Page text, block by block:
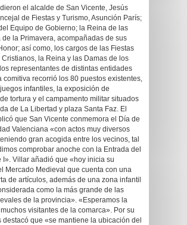
el alcalde de San Vicente, Jesús
de Fiestas y Turismo, Asunción París;
Equipo de Gobierno; la Reina de las
de la Primavera, acompañadas de sus
así como, los cargos de las Fiestas
Cristianos, la Reina y las Damas de los
representantes de distintas entidades
comitiva recorrió los 80 puestos existentes,
infantiles, la exposición de
tortura y el campamento militar situados
de La Libertad y plaza Santa Faz. El
que San Vicente conmemora el Día de
Valenciana «con actos muy diversos
gran acogida entre los vecinos, tal
comprobar anoche con la Entrada del
I». Villar añadió que «hoy inicia su
Mercado Medieval que cuenta con una
de artículos, además de una zona infantil
como la más grande de las
de la provincia». «Esperamos la
muchos visitantes de la comarca». Por su
destacó que «se mantiene la ubicación del